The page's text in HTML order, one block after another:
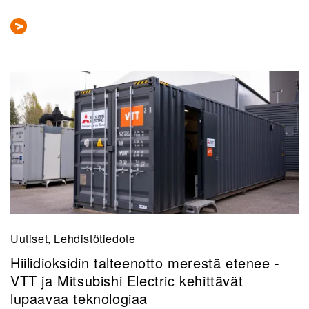
Uutiset, Lehdistötiedote
Hiilidioksidin talteenotto merestä etenee -
VTT ja Mitsubishi Electric kehittävät
lupaavaa teknologiaa